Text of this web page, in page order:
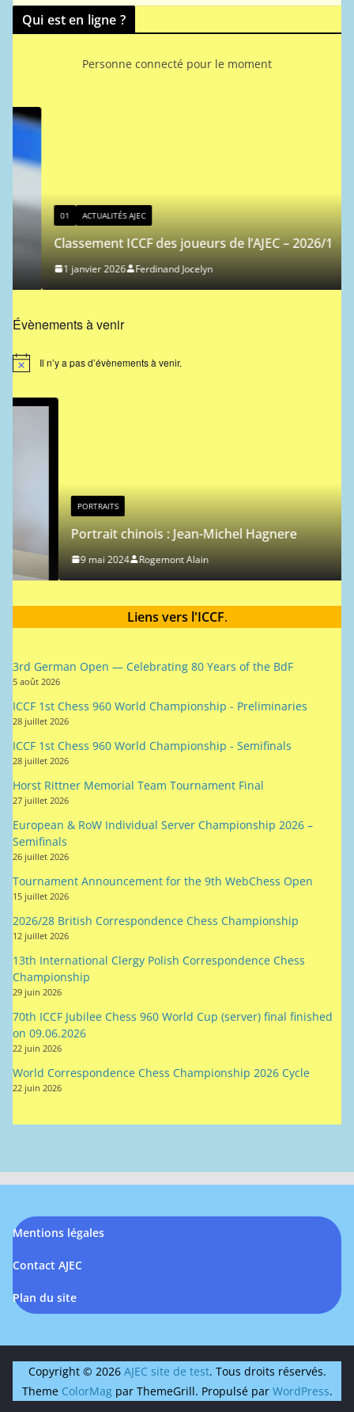
Qui est en ligne ?
Personne connecté pour le moment
ACTUALITÉS AJEC
Classement ICCF des joueurs de l’AJEC – 2026/1
1 janvier 2026 Ferdinand Jocelyn
Évènements à venir
N
i
Il n’y a pas d’évènements à venir.
Portrait chinois : Jean-Michel Hagnere
9 mai 2024 Rogemont Alain
Liens vers l'ICCF.
3rd German Open — Celebrating 80 Years of the BdF
5 août 2026
ICCF 1st Chess 960 World Championship - Preliminaries
28 juillet 2026
ICCF 1st Chess 960 World Championship - Semifinals
28 juillet 2026
Horst Rittner Memorial Team Tournament Final
27 juillet 2026
European & RoW Individual Server Championship 2026 –
Semifinals
26 juillet 2026
Tournament Announcement for the 9th WebChess Open
15 juillet 2026
2026/28 British Correspondence Chess Championship
12 juillet 2026
13th International Clergy Polish Correspondence Chess
Championship
29 juin 2026
70th ICCF Jubilee Chess 960 World Cup (server) final finished
on 09.06.2026
22 juin 2026
World Correspondence Chess Championship 2026 Cycle
22 juin 2026
Mentions légales
Contact AJEC
Plan du site
Copyright © 2026 AJEC site de test. Tous droits réservés.
Theme ColorMagpar ThemeGrill. Propulsé par WordPress.